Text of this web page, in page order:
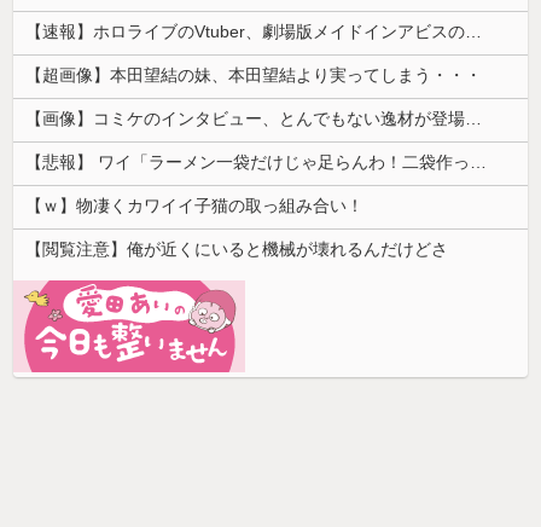
【速報】ホロライブのVtuber、劇場版メイドインアビスの主題歌決定wwwwwwwwww
【超画像】本田望結の妹、本田望結より実ってしまう・・・
【画像】コミケのインタビュー、とんでもない逸材が登場ｗｗｗｗｗｗ 【Pickup07092041】
【悲報】 ワイ「ラーメン一袋だけじゃ足らんわ！二袋作ったろ！」→結果ｗｗｗ
【ｗ】物凄くカワイイ子猫の取っ組み合い！
【閲覧注意】俺が近くにいると機械が壊れるんだけどさ